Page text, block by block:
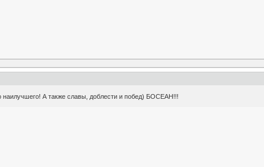
наилучшего! А также славы, доблести и побед) БОСЕАН!!!